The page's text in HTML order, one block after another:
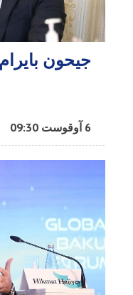
جیحون
6 آوقوست 09:30